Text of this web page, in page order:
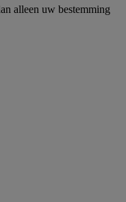
alleen uw bestemming